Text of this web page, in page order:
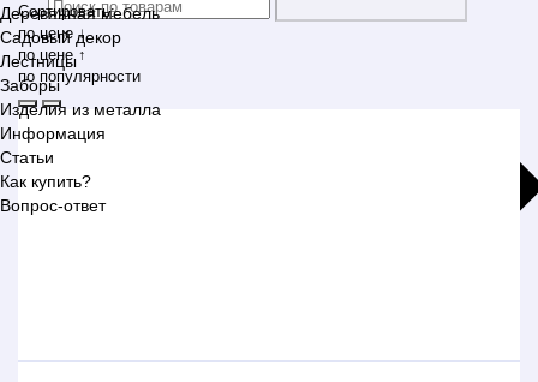
Деревянная мебель
Садовый декор
Лестницы
Заборы
Изделия из металла
Информация
Статьи
Как купить?
Вопрос-ответ
Сортировать:
по цене ↓
по цене ↑
по популярности